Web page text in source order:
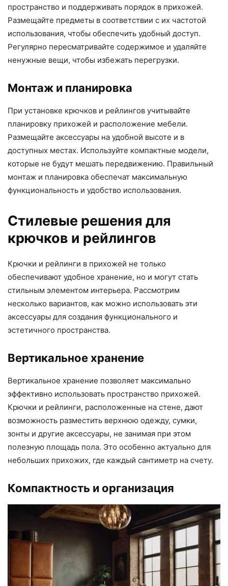
пространство и поддерживать порядок в прихожей.
Размещайте предметы в соответствии с их частотой
использования, чтобы обеспечить удобный доступ.
Регулярно пересматривайте содержимое и удаляйте
ненужные вещи, чтобы избежать перегрузки.
Монтаж и планировка
При установке крючков и рейлингов учитывайте
планировку прихожей и расположение мебели.
Размещайте аксессуары на удобной высоте и в
доступных местах. Используйте компактные модели,
которые не будут мешать передвижению. Правильный
монтаж и планировка обеспечат максимальную
функциональность и удобство использования.
Стилевые решения для
крючков и рейлингов
Крючки и рейлинги в прихожей не только
обеспечивают удобное хранение, но и могут стать
стильным элементом интерьера. Рассмотрим
несколько вариантов, как можно использовать эти
аксессуары для создания функционального и
эстетичного пространства.
Вертикальное хранение
Вертикальное хранение позволяет максимально
эффективно использовать пространство прихожей.
Крючки и рейлинги, расположенные на стене, дают
возможность разместить верхнюю одежду, сумки,
зонты и другие аксессуары, не занимая при этом
полезную площадь пола. Это особенно актуально для
небольших прихожих, где каждый сантиметр на счету.
Компактность и организация